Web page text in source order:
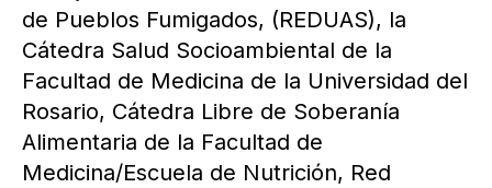
de Pueblos Fumigados, (REDUAS), la
Cátedra Salud Socioambiental de la
Facultad de Medicina de la Universidad del
Rosario, Cátedra Libre de Soberanía
Alimentaria de la Facultad de
Medicina/Escuela de Nutrición, Red